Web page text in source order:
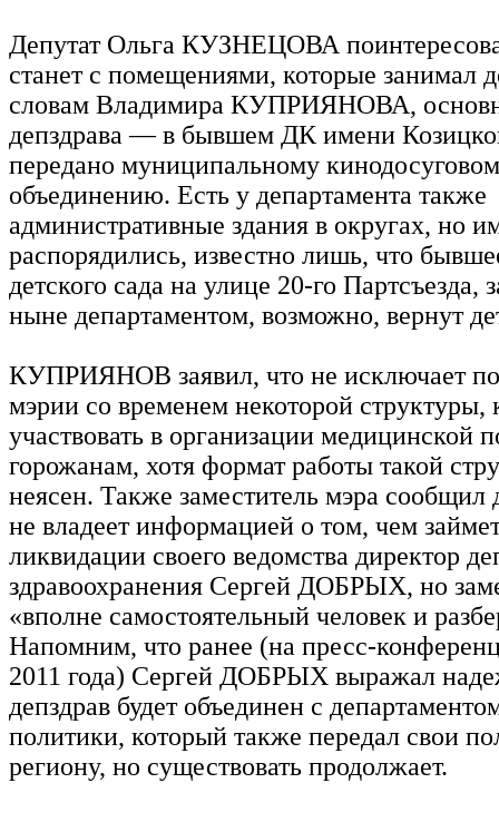
Депутат Ольга КУЗНЕЦОВА
станет с помещениями, которые занимал
словам Владимира КУПРИЯНОВА,
депздрава — в бывшем ДК имени
передано муниципальному
объединению. Есть у департамента также
административные здания в округах, но
распорядились, известно лишь, что
детского сада на улице 20-го Партсъезда,
ныне департаментом, возможно, вернут
КУПРИЯНОВ заявил, что не исключает
мэрии со временем некоторой структуры,
участвовать в организации медицинской
горожанам, хотя формат работы такой
неясен. Также заместитель мэра сообщил
не владеет информацией о том, чем
ликвидации своего ведомства директор
здравоохранения Сергей ДОБРЫХ, но
«вполне самостоятельный человек и
Напомним, что ранее (на пресс-
2011 года) Сергей ДОБРЫХ выражал
депздрав будет объединен с
политики, который также передал свои
региону, но существовать продолжает.